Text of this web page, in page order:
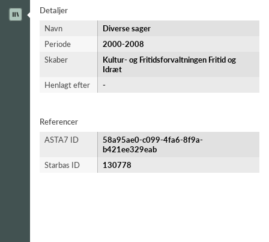
Detaljer
Navn
Diverse sager
Periode
2000-​2008
Skaber
Kultur- og Fritidsforvaltningen Fritid og
Idræt
Henlagt efter
-
Referencer
ASTA7 ID
58a95ae0-c099-4fa6-8f9a-
b421ee329eab
Starbas ID
130778